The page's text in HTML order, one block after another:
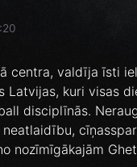
centra, valdīja īsti
kuri visas
disciplīnās.
nozīmīgākajām